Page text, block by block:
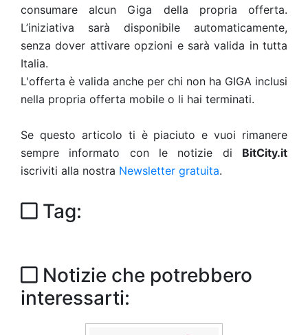
consumare alcun Giga della propria offerta.
L’iniziativa sarà disponibile automaticamente,
senza dover attivare opzioni e sarà valida in tutta
Italia.
L'offerta è valida anche per chi non ha GIGA inclusi
nella propria offerta mobile o li hai terminati.
Se questo articolo ti è piaciuto e vuoi rimanere
sempre informato con le notizie di BitCity.it
iscriviti alla nostra Newsletter gratuita.
Tag:
Notizie che potrebbero
interessarti: